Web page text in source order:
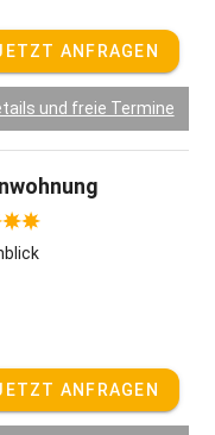
ANFRAGEN
und freie Termine
ANFRAGEN